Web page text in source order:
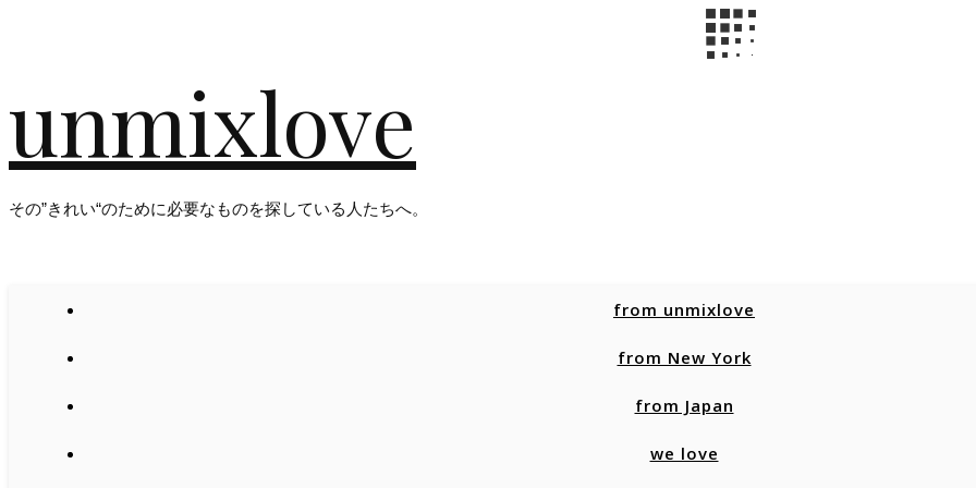
unmixlove
その”きれい“のために必要なものを探している人たちへ。
from unmixlove
from New York
from Japan
we love